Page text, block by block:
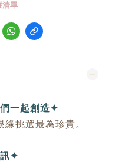
清單
一起創造✦
挑選最為珍貴。
✦